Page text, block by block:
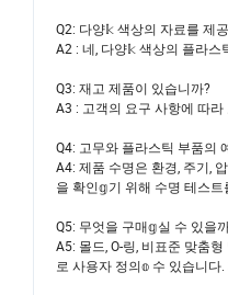
Q2: 다양𝕜 색상의 자료를 제
A2 : 네, 다양𝕜 색상의 플라
Q3: 재고 제품이 있습니까?
A3 : 고객의 요구 사항에 따
Q4: 고무와 플라스틱 부품의
A4: 제품 수명은 환경, 주기,
을 확인𝕘기 위해 수명 테스
Q5: 무엇을 구매𝕘실 수 있을
A5: 몰드, O-링, 비표준 맞춤
로 사용자 정의𝕠 수 있습니다